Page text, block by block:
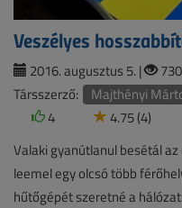
Veszélyes
2016. augusztus 5. |
Társszerző:
Majthényi
4
4.75 (4)
Valaki gyanútlanul besétál
leemel egy olcsó több
hűtőgépét szeretné a